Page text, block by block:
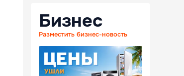
Бизнес
Разместить бизнес-новость